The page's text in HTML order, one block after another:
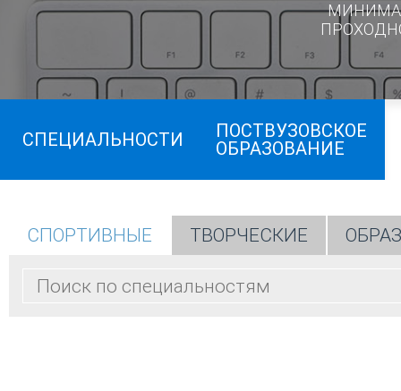
СПЕЦИАЛЬНОСТИ
ПОСТВУЗОВСКОЕ
ОБРАЗОВАНИЕ
СПОРТИВНЫЕ ТВОРЧЕСКИЕ